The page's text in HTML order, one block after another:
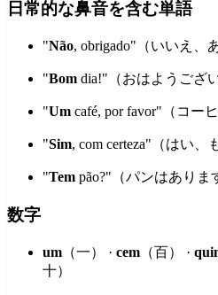
日常的な鼻音を含む単語
"Não, obrigado"（いいえ、
"Bom dia!"（おはようござ
"Um café, por favor"（コー
"Sim, com certeza"（はい、
"Tem pão?"（パンはありま
数字
um （一） · cem （百） ·
十）